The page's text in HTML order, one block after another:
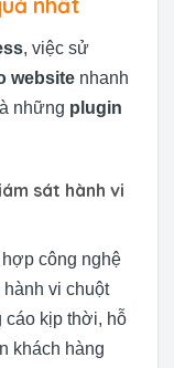
, việc sử
website nhanh
những plugin
sát hành vi
công nghệ
vi chuột
cáo kịp thời, hỗ
khách hàng